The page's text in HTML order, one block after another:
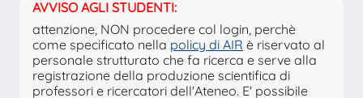
AVVISO AGLI STUDENTI:
attenzione, NON procedere col login, perchè
come specificato nella policy di AIR è riservato al
personale strutturato che fa ricerca e serve alla
registrazione della produzione scientifica di
professori e ricercatori dell'Ateneo. E' possibile